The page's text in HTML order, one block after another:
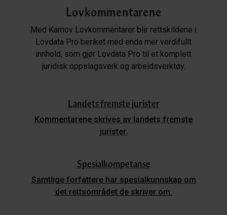
Lovkommentarene
Med Karnov Lovkommentarer blir rettskildene i
Lovdata Pro beriket med enda mer verdifullt
innhold, som gjør Lovdata Pro til et komplett
juridisk oppslagsverk og arbeidsverktøy.
Landets fremste jurister
Kommentarene skrives av landets fremste
jurister.
Spesialkompetanse
Samtlige forfattere har spesialkunnskap om
det rettsområdet de skriver om.